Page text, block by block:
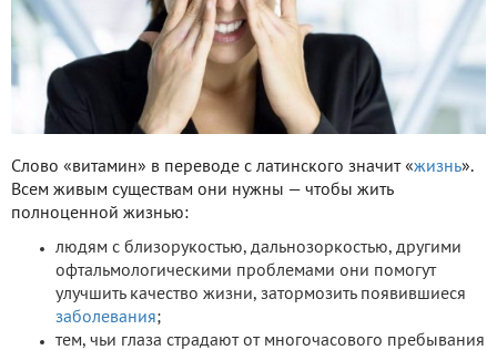
Слово «витамин» в переводе с латинского значит «жизнь».
Всем живым существам они нужны — чтобы жить
полноценной жизнью:
людям с близорукостью, дальнозоркостью, другими
офтальмологическими проблемами они помогут
улучшить качество жизни, затормозить появившиеся
заболевания;
тем, чьи глаза страдают от многочасового пребывания